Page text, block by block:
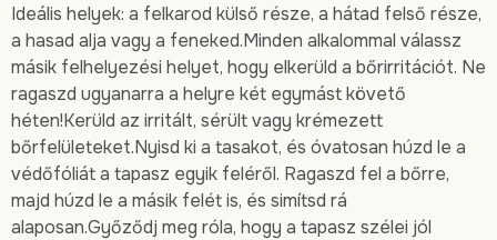
Ideális helyek: a felkarod külső része, a hátad felső része,
a hasad alja vagy a feneked.Minden alkalommal válassz
másik felhelyezési helyet, hogy elkerüld a bőrirritációt. Ne
ragaszd ugyanarra a helyre két egymást követő
héten!Kerüld az irritált, sérült vagy krémezett
bőrfelületeket.Nyisd ki a tasakot, és óvatosan húzd le a
védőfóliát a tapasz egyik feléről. Ragaszd fel a bőrre,
majd húzd le a másik felét is, és simítsd rá
alaposan.Győződj meg róla, hogy a tapasz szélei jól